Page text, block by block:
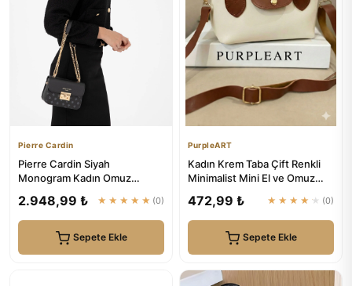
Pierre Cardin
Pierre Cardin Siyah
Monogram Kadın Omuz
2.948,99 ₺ ★★★★★ (0)
Sepete Ekle
PurpleART
Kadın Krem Taba Çift Renkli
Minimalist Mini El ve Omuz
472,99 ₺ ★★★★★ (0)
Sepete Ekle